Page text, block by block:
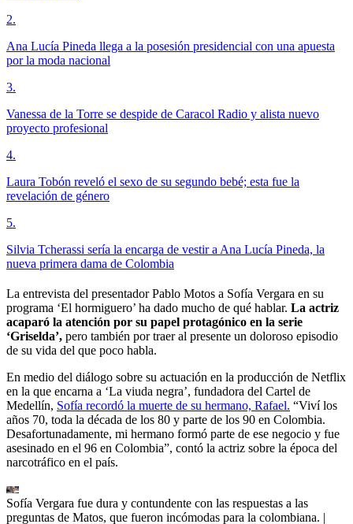
2.
Ana Lucía Pineda llega a la posesión presidencial con una apuesta
por la moda nacional
3.
Vanessa de la Torre se despide de Caracol Radio y alista nuevo
proyecto profesional
4.
Laura Tobón reveló el sexo de su segundo bebé; esta fue la
revelación de género
5.
Silvia Tcherassi sería la encarga de vestir a Ana Lucía Pineda, la
nueva primera dama de Colombia
La entrevista del presentador Pablo Motos a Sofía Vergara en su
programa ‘El hormiguero’ ha dado mucho de qué hablar. La actriz
acaparó la atención por su papel protagónico en la serie
‘Griselda’, pero también por traer al presente un doloroso episodio
de su vida del que poco habla.
En medio del diálogo sobre su actuación en la producción de Netflix
en la que encarna a ‘La viuda negra’, fundadora del Cartel de
Medellín, Sofía recordó la muerte de su hermano, Rafael. “Viví los
años 70, toda la década de los 80 y parte de los 90 en Colombia.
Desafortunadamente, mi hermano formó parte de ese negocio y fue
asesinado en el 96 en Colombia”, contó la actriz sobre la época del
narcotráfico en el país.
Sofía Vergara fue dura y contundente con las respuestas a las
preguntas de Matos, que fueron incómodas para la colombiana. |